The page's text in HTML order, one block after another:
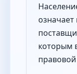
которым